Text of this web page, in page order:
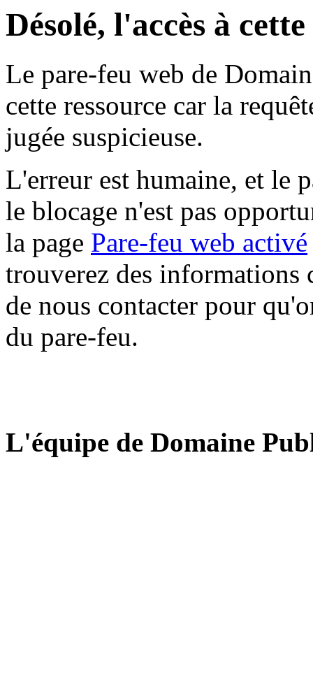
Désolé, l'accès à
Le pare-feu web de
cette ressource car la
jugée suspicieuse.
L'erreur est humaine, et le
le blocage n'est pas
la page Pare-feu web activé
trouverez des informations
de nous contacter pour
du pare-feu.
L'équipe de Domaine